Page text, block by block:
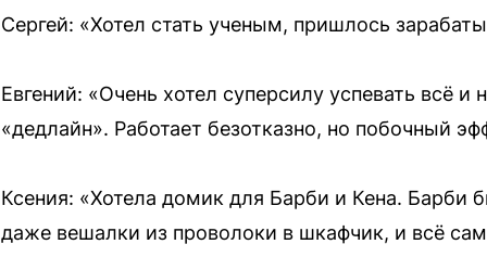
Сергей: «Хотел стать ученым, пришлось
Евгений: «Очень хотел суперсилу успевать всё
«дедлайн». Работает безотказно, но побочный
Ксения: «Хотела домик для Барби и Кена.
даже вешалки из проволоки в шкафчик, и всё